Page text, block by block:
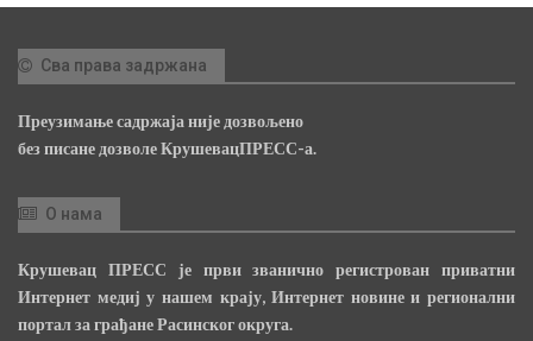
Сва права задржана
Преузимање садржаја није дозвољено
без писане дозволе КрушевацПРЕСС-а.
О нама
Крушевац ПРЕСС је први званично регистрован приватни
Интернет медиј у нашем крају, Интернет новине и регионални
портал за грађане Расинског округа.